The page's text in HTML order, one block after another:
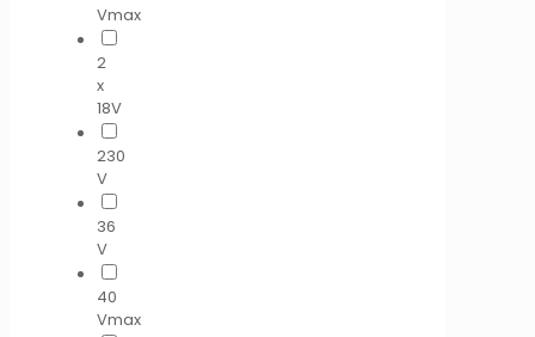
Vmax
2
x
18V
230
V
36
V
40
Vmax